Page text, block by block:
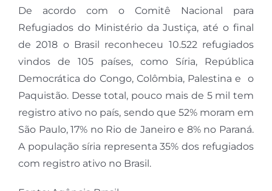
De acordo com o Comitê Nacional para
Refugiados do Ministério da Justiça, até o final
de 2018 o Brasil reconheceu 10.522 refugiados
vindos de 105 países, como Síria, República
Democrática do Congo, Colômbia, Palestina e o
Paquistão. Desse total, pouco mais de 5 mil tem
registro ativo no país, sendo que 52% moram em
São Paulo, 17% no Rio de Janeiro e 8% no Paraná.
A população síria representa 35% dos refugiados
com registro ativo no Brasil.